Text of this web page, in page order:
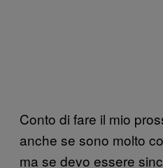
Conto di fare il mio
anche se sono molto
ma se devo essere